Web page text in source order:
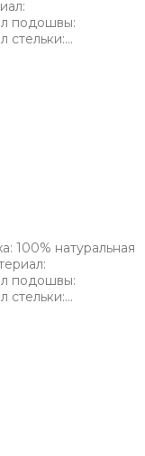
подошвы:
стельки:…
100% натуральная
подошвы:
стельки:…